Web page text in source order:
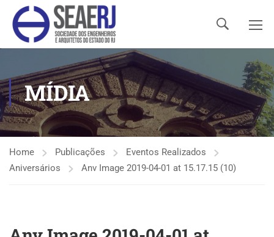
MÍDIA
Home Publicações
Eventos Realizados
Aniversários
Anv Image 2019-04-01 at 15.17.15 (10)